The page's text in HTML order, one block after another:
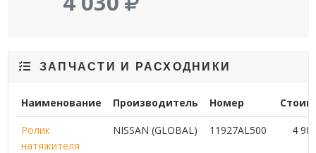
ЗАПЧАСТИ И РАСХОДНИКИ
Наименование Производитель Номер
Ролик
натяжителя
NISSAN (GLOBAL) 11927AL500 4